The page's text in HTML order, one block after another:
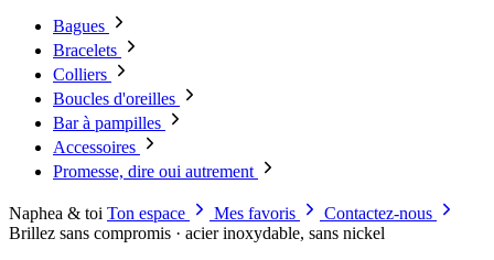
Bagues
Bracelets
Colliers
Boucles d'oreilles
Bar à pampilles
Accessoires
Promesse, dire oui autrement
Naphea & toi Ton espace Mes favoris
Contactez-nous
Brillez sans compromis · acier inoxydable, sans nickel